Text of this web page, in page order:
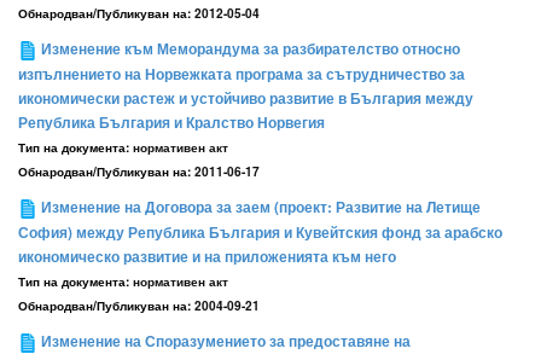
Обнародван/Публикуван на: 2012-05-04
Изменение към Меморандума за разбирателство относно
изпълнението на Норвежката програма за сътрудничество за
икономически растеж и устойчиво развитие в България между
Република България и Кралство Норвегия
Тип на документа: нормативен акт
Обнародван/Публикуван на: 2011-06-17
Изменение на Договора за заем (проект: Развитие на Летище
София) между Република България и Кувейтския фонд за арабско
икономическо развитие и на приложенията към него
Тип на документа: нормативен акт
Обнародван/Публикуван на: 2004-09-21
Изменение на Споразумението за предоставяне на